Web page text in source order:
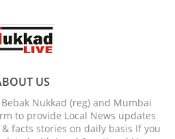
US
Nukkad (reg) and Mumbai
to provide Local News updates
facts stories on daily basis If you